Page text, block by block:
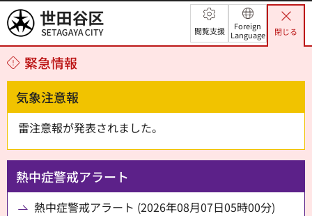
世田谷区 閲覧支援
Foreign
Language
閉じる
緊急情報
気象注意報
雷注意報が発表されました。
熱中症警戒アラート
熱中症警戒アラート (2026年08月07日05時00分)